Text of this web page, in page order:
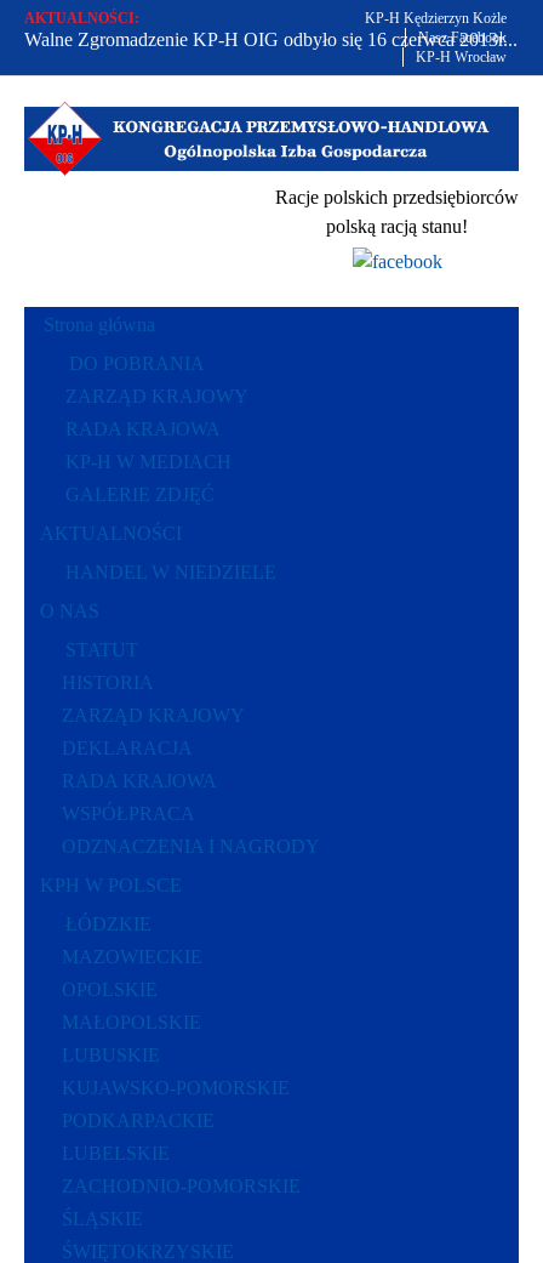
AKTUALNOŚCI:
Walne Zgromadzenie KP-H OIG odbyło się 16 czerwca 2013r...
Od 2002 r. bronimy praw polskich przedsiębiorców...
Racje polskich przedsiębiorców polską racją stanu...
KP-H Kędzierzyn Kożle
Nasz Facebook
KP-H Wrocław
Racje polskich przedsiębiorców
polską racją stanu!
Strona główna
DO POBRANIA
ZARZĄD KRAJOWY
RADA KRAJOWA
KP-H W MEDIACH
GALERIE ZDJĘĆ
AKTUALNOŚCI
HANDEL W NIEDZIELE
O NAS
STATUT
HISTORIA
ZARZĄD KRAJOWY
DEKLARACJA
RADA KRAJOWA
WSPÓŁPRACA
ODZNACZENIA I NAGRODY
KPH W POLSCE
ŁÓDZKIE
MAZOWIECKIE
OPOLSKIE
MAŁOPOLSKIE
LUBUSKIE
KUJAWSKO-POMORSKIE
PODKARPACKIE
LUBELSKIE
ZACHODNIO-POMORSKIE
ŚLĄSKIE
ŚWIĘTOKRZYSKIE